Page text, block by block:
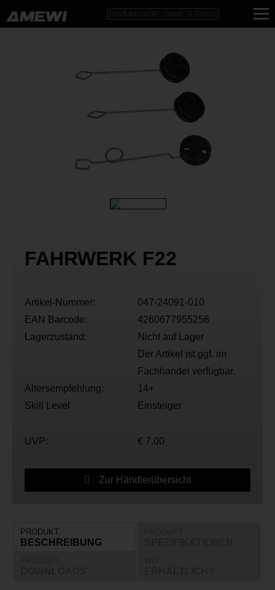
FAHRWERK F22
Artikel-Nummer:
047-24091-010
EAN Barcode:
4260677955256
Lagerzustand:
Nicht auf Lager
Der Artikel ist ggf. im
Fachhandel verfügbar.
Altersempfehlung:
14+
Skill Level
Einsteiger
UVP: € 7,00
Zur Händlerübersicht
PRODUKT
BESCHREIBUNG